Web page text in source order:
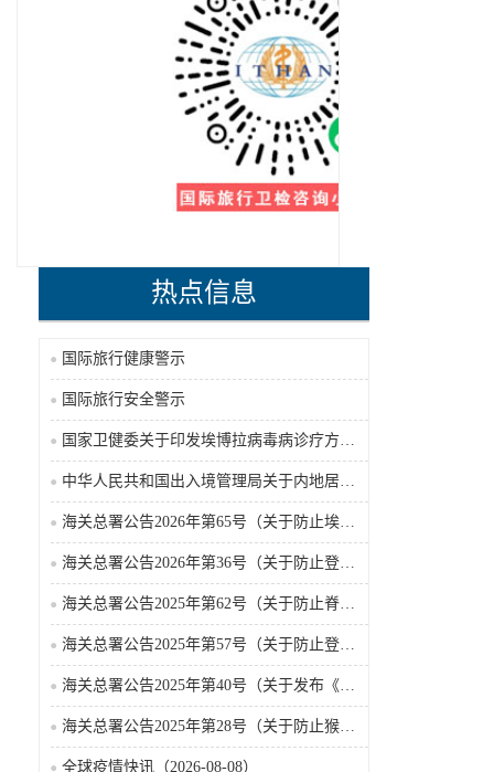
热点信息
国际旅行健康警示
国际旅行安全警示
国家卫健委关于印发埃博拉病毒病诊疗方案（2026年版）的通知
中华人民共和国出入境管理局关于内地居民前往港澳地区定居审批条件的公告（2026-06-30）
海关总署公告2026年第65号（关于防止埃博拉病毒病疫情传入我国的公告）（2026-05-18）
海关总署公告2026年第36号（关于防止登革热疫情传入我国的公告）
海关总署公告2025年第62号（关于防止脊髓灰质炎疫情传入我国的公告）
海关总署公告2025年第57号（关于防止登革热疫情传入我国的公告）
海关总署公告2025年第40号（关于发布《国境口岸传染病监测实施办法》的公告）
海关总署公告2025年第28号（关于防止猴痘疫情传入我国的公告）
全球疫情快讯（2026-08-08）